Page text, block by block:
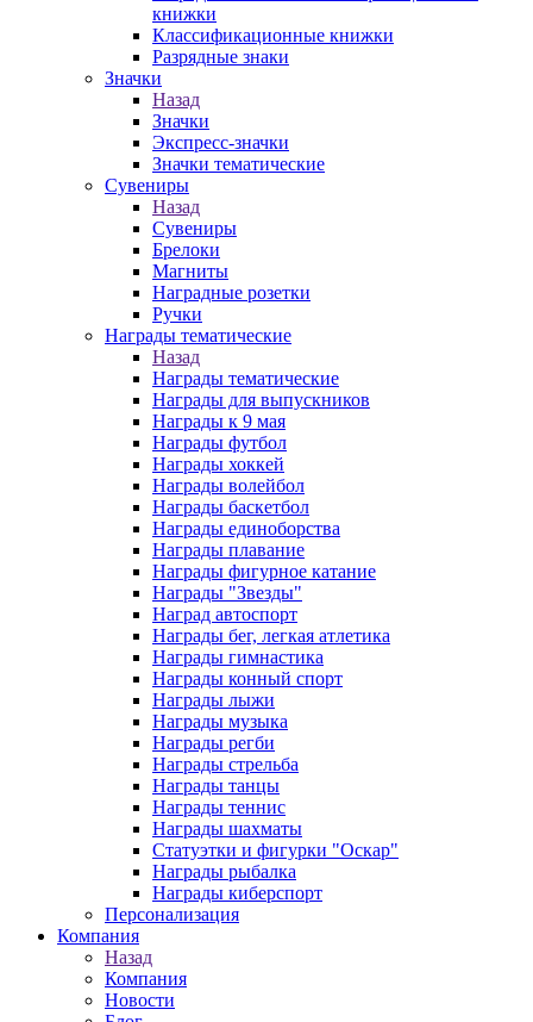
книжки
Классификационные книжки
Разрядные знаки
Значки
Назад
Значки
Экспресс-значки
Значки тематические
Сувениры
Назад
Сувениры
Брелоки
Магниты
Наградные розетки
Ручки
Награды тематические
Назад
Награды тематические
Награды для выпускников
Награды к 9 мая
Награды футбол
Награды хоккей
Награды волейбол
Награды баскетбол
Награды единоборства
Награды плавание
Награды фигурное катание
Награды "Звезды"
Наград автоспорт
Награды бег, легкая атлетика
Награды гимнастика
Награды конный спорт
Награды лыжи
Награды музыка
Награды регби
Награды стрельба
Награды танцы
Награды теннис
Награды шахматы
Статуэтки и фигурки "Оскар"
Награды рыбалка
Награды киберспорт
Персонализация
Компания
Назад
Компания
Новости